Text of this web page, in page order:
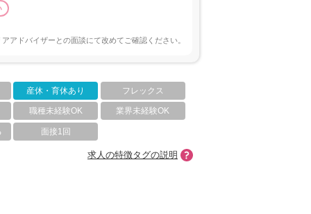
アドバイザーとの面談にて改めてご確認ください。
産休・育休あり フレックス
職種未経験OK 業界未経験OK
面接1回
求人の特徴タグの説明